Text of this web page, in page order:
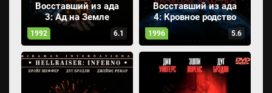
Восставший из ада
3: Ад на Земле
1992 6.1
Восставший из ада
4: Кровное родство
1996 5.6